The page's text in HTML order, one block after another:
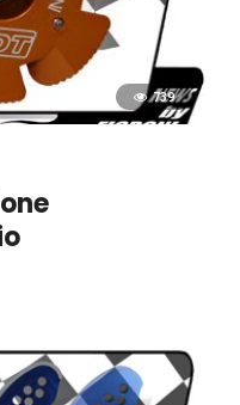
739